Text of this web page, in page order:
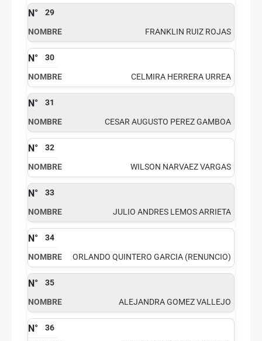
29
FRANKLIN RUIZ ROJAS
30
CELMIRA HERRERA URREA
31
CESAR AUGUSTO PEREZ GAMBOA
32
WILSON NARVAEZ VARGAS
33
JULIO ANDRES LEMOS ARRIETA
34
ORLANDO QUINTERO GARCIA (RENUNCIO)
35
ALEJANDRA GOMEZ VALLEJO
36